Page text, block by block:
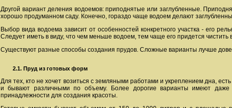
Другой вариант деления водоемов: приподнятые или заглубленные.
хорошо продуманном саду. Конечно, гораздо чаще водоем делают
Выбор вида водоема зависит от особенностей конкретного участка - его
Следует иметь в виду, что чем меньше водоем, тем чаще его придется
Существуют разные способы создания прудов. Сложные варианты лучше
2.1. Пруд из готовых форм
Для тех, кто не хочет возиться с земляными работами и укреплением дна,
и бывают различными по объему. Более дорогие варианты имеют даже
принадлежности для создания красоты.